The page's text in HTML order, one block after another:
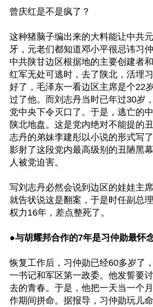
曾庆红是不是疯了？
这种猪脑子编出来的大料能让中共
牙，元老们都知道邓小平很忌讳习
中共陕甘边区根据地的主要创建者
红军无处可逃时，去了陕北，活埋
好了，毛泽东一看边区主席是个22
过了他。而刘志丹当时已年过30岁
党中央下令灭口了。于是，逃亡的
陕北地盘。这是党内绝对不能提的
志丹的弟妹李建彤以小说的形式写
影射了这段党内最高级别的丑陋黑
人被党迫害。
写刘志丹必然会说到边区的娃娃主
就告状说这是翻案，于是时任副总
权力16年，差点整死了。
●与胡耀邦合作的7年是习仲勋最怀
恢复工作后，习仲勋已经60多岁了
一书记和军区第一政委。他发誓要
去的青春。于是，他把一天当一个
作期间拼命。据报导，习仲勋玩儿